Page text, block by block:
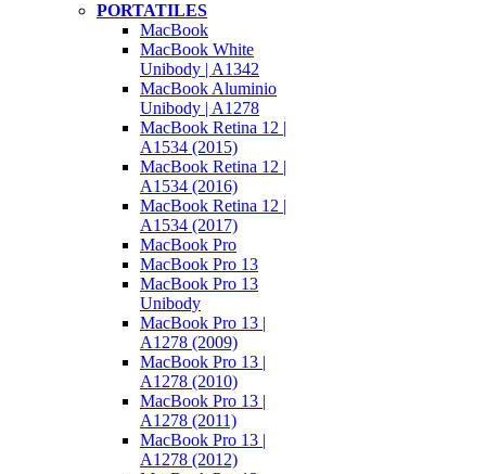
PORTATILES
MacBook
MacBook White
Unibody | A1342
MacBook Aluminio
Unibody | A1278
MacBook Retina 12 |
A1534 (2015)
MacBook Retina 12 |
A1534 (2016)
MacBook Retina 12 |
A1534 (2017)
MacBook Pro
MacBook Pro 13
MacBook Pro 13
Unibody
MacBook Pro 13 |
A1278 (2009)
MacBook Pro 13 |
A1278 (2010)
MacBook Pro 13 |
A1278 (2011)
MacBook Pro 13 |
A1278 (2012)